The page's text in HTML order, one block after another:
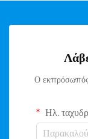
Ο εκπρόσωπός
Ηλ.